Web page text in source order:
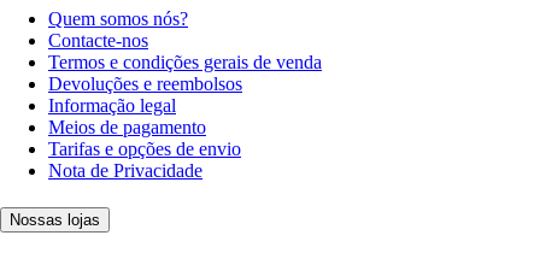
Quem somos nós?
Contacte-nos
Termos e condições gerais de venda
Devoluções e reembolsos
Informação legal
Meios de pagamento
Tarifas e opções de envio
Nota de Privacidade
Nossas lojas